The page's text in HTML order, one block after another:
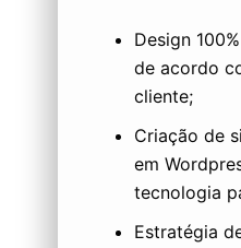
Design
de acordo
cliente;
Criação de
em
tecnologia
Estratégia